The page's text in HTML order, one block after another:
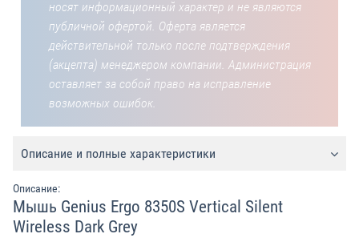
носят информационный характер и не являются
публичной офертой. Оферта является
действительной только после подтверждения
(акцепта) менеджером компании. Администрация
оставляет за собой право на исправление
возможных ошибок.
Описание и полные характеристики
Описание:
Мышь Genius Ergo 8350S Vertical Silent
Wireless Dark Grey